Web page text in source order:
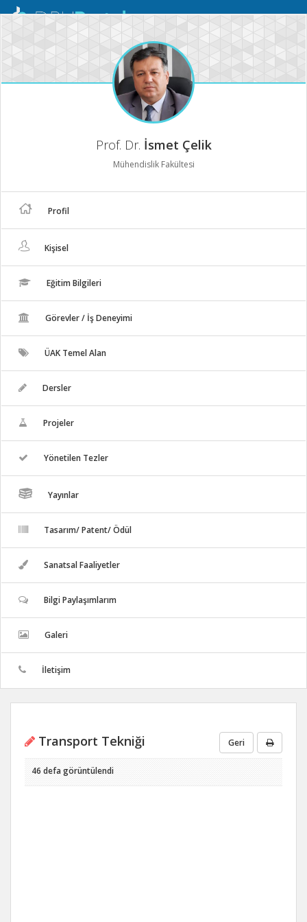
Mobil
Prof. Dr. İsmet Çelik
Mühendislik Fakültesi
Profil
Kişisel
Eğitim Bilgileri
Görevler / İş Deneyimi
ÜAK Temel Alan
Dersler
Projeler
Yönetilen Tezler
Yayınlar
Tasarım/ Patent/ Ödül
Sanatsal Faaliyetler
Bilgi Paylaşımlarım
Galeri
İletişim
Transport Tekniği Geri
46 defa görüntülendi